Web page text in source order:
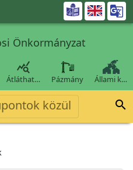

Önkormányzat

Átláthat… Pázmány Állami k…
közül 